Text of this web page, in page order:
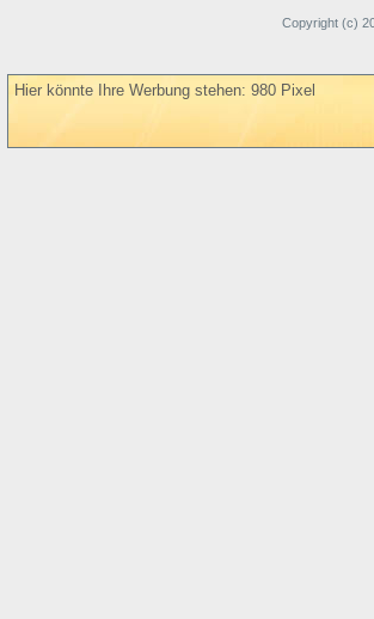
Copyright (c)
Hier könnte Ihre Werbung stehen: 980 Pixel